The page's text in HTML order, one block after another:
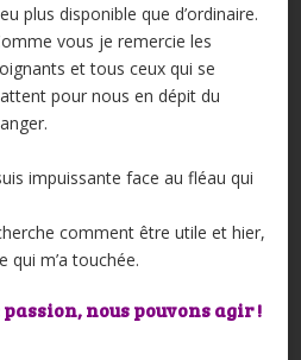
plus disponible que d’ordinaire.
vous je remercie les
et tous ceux qui se
pour nous en dépit du
impuissante face au fléau qui
comment être utile et hier,
qui m’a touchée.
nous pouvons agir !